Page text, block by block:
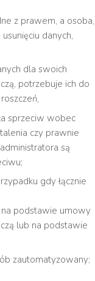
z prawem, a osoba,
danych,
dla swoich
potrzebuje ich do
sprzeciw wobec
czy prawnie
są
gdy łącznie
podstawie umowy
lub na podstawie
zautomatyzowany;